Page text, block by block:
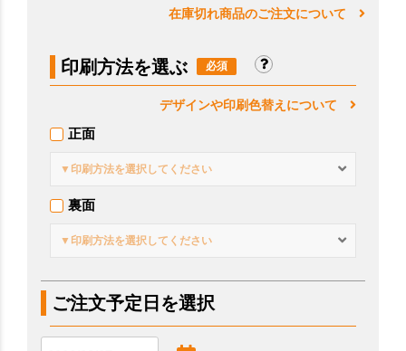
在庫切れ商品のご注文について
印刷方法を選ぶ
デザインや印刷色替えについて
正面
▼印刷方法を選択してください
裏面
▼印刷方法を選択してください
ご注文予定日を選択